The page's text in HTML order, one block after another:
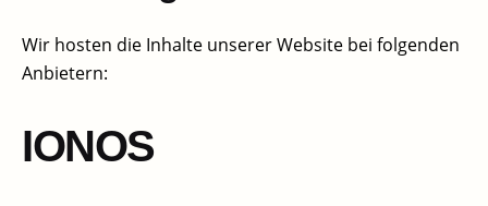
Wir hosten die Inhalte unserer Website bei folgenden
Anbietern:
IONOS